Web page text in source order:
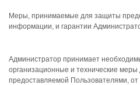
Меры, принимаемые для защиты
информации, и гарантии
Администратор принимает
организационные и технические
предоставляемой Пользователями,